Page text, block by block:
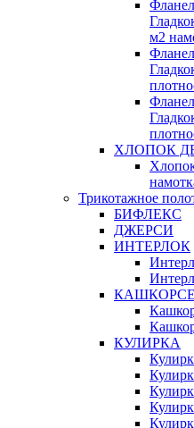
м2
ХЛОПОК
Трикотажное
БИФЛЕКС
ДЖЕРСИ
ИНТЕРЛОК
КАШКОРСЕ
КУЛИРКА